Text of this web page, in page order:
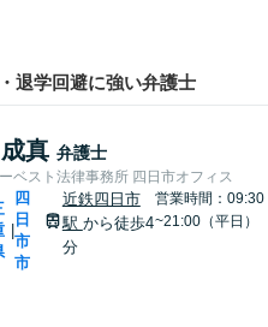
退学回避に強い弁護士
真 弁護士
ベスト法律事務所 四日市オフィス
四
日
市
市
近鉄四日市
駅 から徒歩4
分
営業時間：09:30
~21:00（平日）